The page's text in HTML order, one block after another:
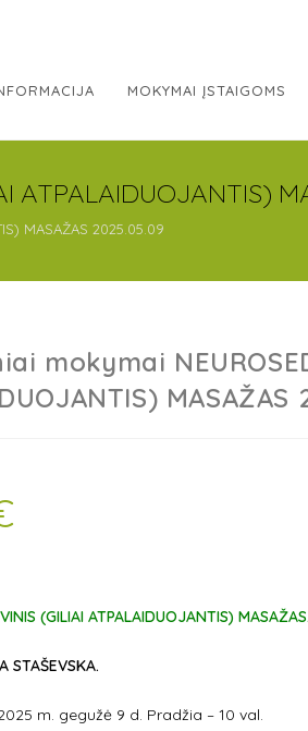
MOKYMAI ĮSTAIGOMS
MASAŽAS 2025.05.09
mokymai
MASAŽAS
(GILIAI ATPALAIDUOJANTIS) MASAŽAS.
STAŠEVSKA.
m. gegužė 9 d. Pradžia – 10 val.